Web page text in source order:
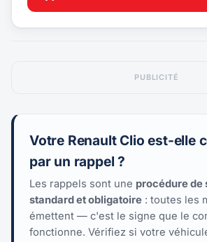
PUBLICITÉ
Votre Renault Clio est-elle
par un rappel ?
Les rappels sont une procédure de
standard et obligatoire : toutes les
émettent — c'est le signe que le
fonctionne. Vérifiez si votre